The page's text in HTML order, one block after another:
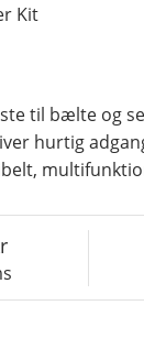
Kit
til bælte og
hurtig